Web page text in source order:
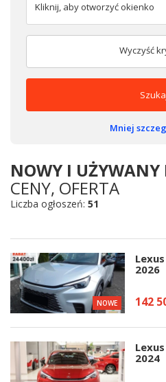
Kliknij, aby otworzyć okienko
Wyczyść
Mniej
NOWY I UŻYWANY
CENY, OFERTA
Liczba ogłoszeń: 51
NOWE
2026
142
2024